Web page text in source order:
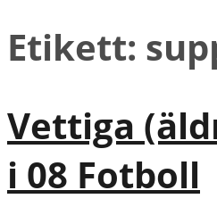
Etikett:
Vettiga
i 08 Fotboll